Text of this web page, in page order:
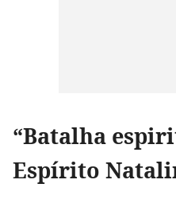
“Batalha
Espírito